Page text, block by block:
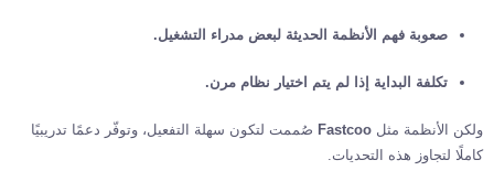
صعوبة فهم الأنظمة الحديثة لبعض مدراء التشغيل.
تكلفة البداية إذا لم يتم اختيار نظام مرن.
ولكن الأنظمة مثل Fastcoo صُممت لتكون سهلة التفعيل، وتوفّر دعمًا تدريبيًا
كاملًا لتجاوز هذه التحديات.